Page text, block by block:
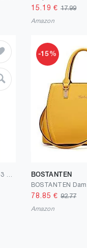
15.19 € 17.99
Amazon
-15%
BOSTANTEN
78.85 € 92.77
Amazon